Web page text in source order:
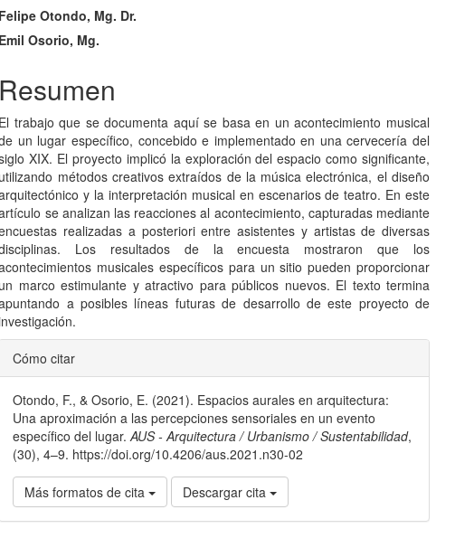
Contenido
principal
del
artículo
Felipe Otondo, Mg. Dr.
Emil Osorio, Mg.
Resumen
El trabajo que se documenta aquí se basa en un acontecimiento musical
un lugar específico, concebido e implementado en una cervecería del
XIX. El proyecto implicó la exploración del espacio como significante,
utilizando métodos creativos extraídos de la música electrónica, el diseño
y la interpretación musical en escenarios de teatro. En este
se analizan las reacciones al acontecimiento, capturadas mediante
realizadas a posteriori entre asistentes y artistas de diversas
Los resultados de la encuesta mostraron que los
musicales específicos para un sitio pueden proporcionar
un marco estimulante y atractivo para públicos nuevos. El texto termina
a posibles líneas futuras de desarrollo de este proyecto de
del
artículo
Cómo citar
Otondo, F., & Osorio, E. (2021). Espacios aurales en arquitectura:
Una aproximación a las percepciones sensoriales en un evento
específico del lugar.AUS - Arquitectura / Urbanismo / Sustentabilidad,
(30), 4–9. https://doi.org/10.4206/aus.2021.n30-02
Más formatos de cita Descargar cita